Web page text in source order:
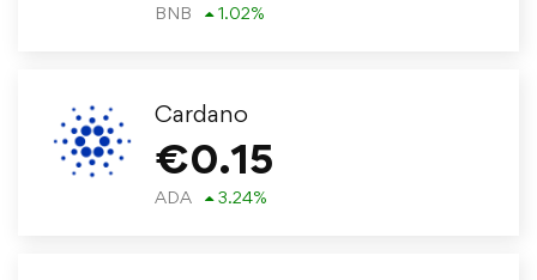
BNB 1.02%
Cardano
€0.15
ADA 3.24%